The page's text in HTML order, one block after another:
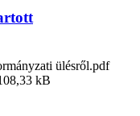
ülésről.pdf
kB